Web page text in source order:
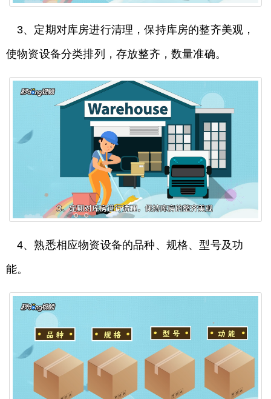
3、定期对库房进行清理，保持库房的整齐美观，
使物资设备分类排列，存放整齐，数量准确。
4、熟悉相应物资设备的品种、规格、型号及功
能。